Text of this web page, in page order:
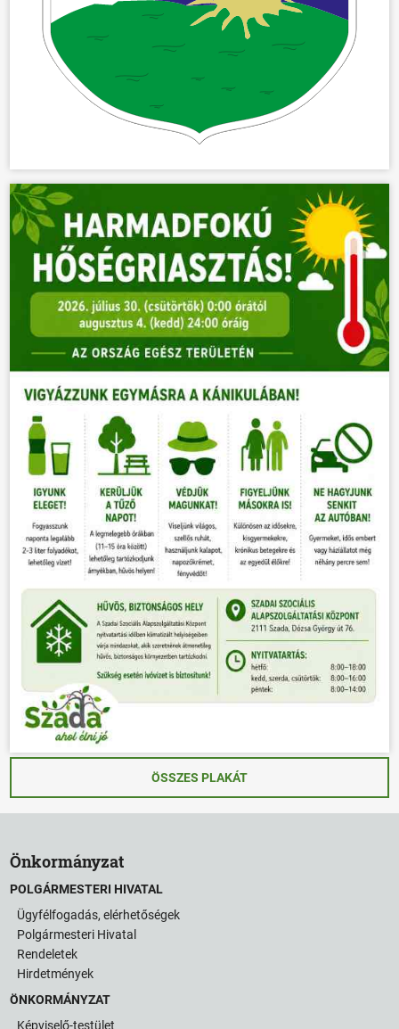
ÖNKORMÁNYZAT
ÜGYINTÉZÉS
VÁLASZTÁSOK
ÖSSZES PLAKÁT
Önkormányzat
POLGÁRMESTERI HIVATAL
Ügyfélfogadás, elérhetőségek
Polgármesteri Hivatal
Rendeletek
Hirdetmények
ÖNKORMÁNYZAT
Képviselő-testület